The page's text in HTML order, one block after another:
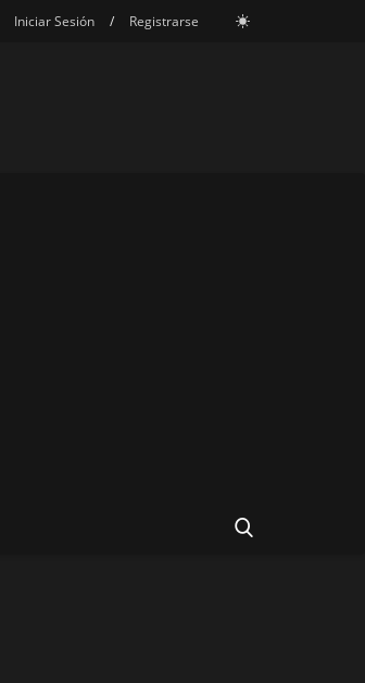
Iniciar Sesión / Registrarse